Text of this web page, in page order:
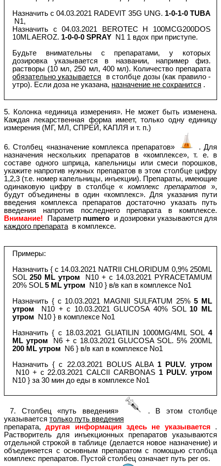
Назначить c 04.03.2021 RADEVIT 35G UNG. 1-0-1-0 TUBA
N1,
Назначить c 04.03.2021 BEROTEC H 100MCG200DOS
10ML AEROZ. 1-0-0-0 SPRAY
N1 1 вдох при приступе.
Будьте внимательны с препаратами, у которых
дозировка указывается в названии, например физ.
растворы (10 мл, 250 мл, 400 мл). Количество препарата
обязательно указывается
в столбце дозы (как правило -
утро). Если доза не указана, назначение не сохранится .
5. Колонка «единица измерения». Не может быть изменена.
Каждая лекарственная форма имеет, только одну единицу
измерения (МГ, МЛ, СПРЕЙ, КАПЛЯ и т. п.)
6. Столбец «назначение комплекса препаратов»
. Для
назначения нескольких препаратов в «комплексе», т. е. в
составе одного шприца, капельницы или смеси порошков,
укажите напротив нужных препаратов в этом столбце цифру
1,2,3 (т.е. номер капельницы, инъекции). Препараты, имеющие
одинаковую цифру в столбце «
комплекс препаратов
»,
будут объединены в один «комплекс». Для указания пути
введения комплекса препаратов достаточно указать путь
введения напротив последнего препарата в комплексе.
Внимание!
Параметр numero
и дозировки указываются для
каждого препарата в комплексе.
Примеры:
Назначить { c 14.03.2021 NATRII CHLORIDUM 0,9% 250ML
SOL 250 ML утром
N10 + c 14.03.2021 PYRACETAMUM
20% SOL5 ML утром
N10 } в/в кап в комплексе No1
Назначить { c 10.03.2021 MAGNII SULFATUM 25% 5 ML
утром
N10 + c 10.03.2021 GLUCOSA 40% SOL 10 ML
утром
N10 } в комплексе No1
Назначить { c 18.03.2021 GLIATILIN 1000MG/4ML SOL 4
ML утром
N6 + c 18.03.2021 GLUCOSA SOL. 5% 200ML
200 ML утром
N6 } в/в кап в комплексе No1
Назначить { c 22.03.2021 BOLUS ALBA 1 PULV. утром
N10 + c 22.03.2021 CALCII CARBONAS 1 PULV. утром
N10 } за 30 мин до еды в комплексе No1
7. Столбец «путь введения»
. В этом столбце
указывается только путь введения
препарата,другая информация здесь не указывается
.
Растворитель для инъекционных препаратов указываются
отдельной строкой в таблице (делается новое назначение) и
объединяется с основным препаратом с помощью столбца
комплекс препаратов. Пустой столбец означает путь per os.